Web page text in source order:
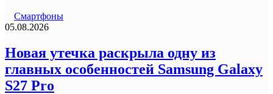
Смартфоны
05.08.2026
Новая утечка раскрыла одну из
главных особенностей Samsung Galaxy
S27 Pro